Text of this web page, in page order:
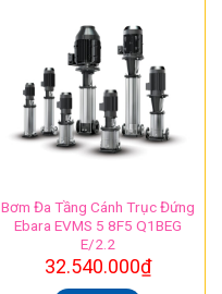
Bơm Đa Tầng Cánh Trục Đứng
Ebara EVMS 5 8F5 Q1BEG
E/2.2
32.540.000₫